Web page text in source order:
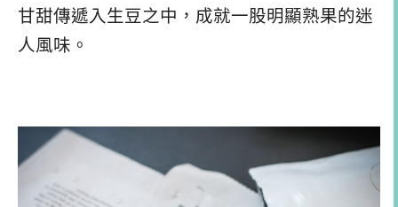
甘甜傳遞入生豆之中，成就一股明顯熟果的迷
人風味。